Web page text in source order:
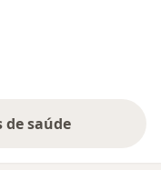
de saúde